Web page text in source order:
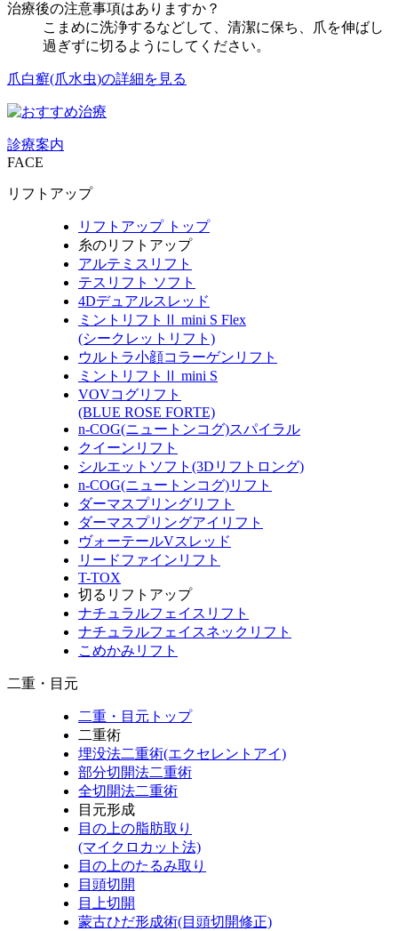
治療後の注意事項はありますか？
こまめに洗浄するなどして、清潔に保ち、爪を伸ばし
過ぎずに切るようにしてください。
爪白癬(爪水虫)の詳細を見る
診療案内
FACE
リフトアップ
リフトアップ トップ
糸のリフトアップ
アルテミスリフト
テスリフト ソフト
4Dデュアルスレッド
ミントリフトⅡ mini S Flex
(シークレットリフト)
ウルトラ小顔コラーゲンリフト
ミントリフトⅡ mini S
VOVコグリフト
(BLUE ROSE FORTE)
n-COG(ニュートンコグ)スパイラル
クイーンリフト
シルエットソフト(3Dリフトロング)
n-COG(ニュートンコグ)リフト
ダーマスプリングリフト
ダーマスプリングアイリフト
ヴォーテールVスレッド
リードファインリフト
T-TOX
切るリフトアップ
ナチュラルフェイスリフト
ナチュラルフェイスネックリフト
こめかみリフト
二重・目元
二重・目元トップ
二重術
埋没法二重術(エクセレントアイ)
部分切開法二重術
全切開法二重術
目元形成
目の上の脂肪取り
(マイクロカット法)
目の上のたるみ取り
目頭切開
目上切開
蒙古ひだ形成術(目頭切開修正)